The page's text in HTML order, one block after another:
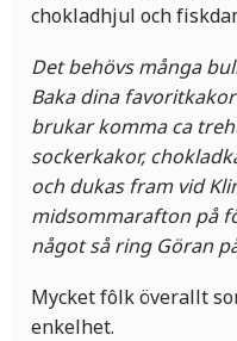
chokladhjul och
Det behövs många
Baka dina
brukar komma ca
sockerkakor,
och dukas fram vid
midsommarafton på
något så ring Göran
Mycket fôlk överallt
enkelhet.